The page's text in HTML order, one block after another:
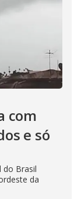
com
e só
do Brasil
da